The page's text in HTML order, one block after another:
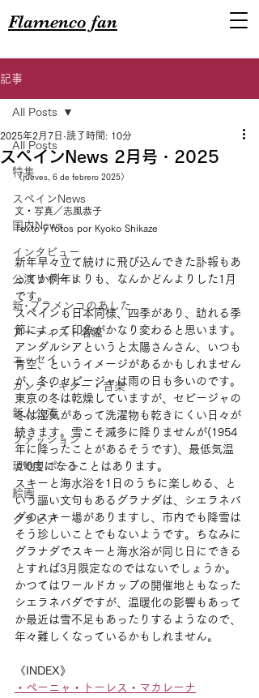
Flamenco fan
記事
All Posts
特集
スペインNews
国内News
インタビュー
公演リポート
新･フラメンコのあした
アーティスト名鑑
エッセイ
カンテ・ギター・音楽
新人公演
ファッション
現地リポート
絵画
グラビア
All Posts
スペインNews 2月号・2025
2025年2月7日 読了時間: 10分
（jueves, 6 de febrero 2025）
文・写真／志風恭子
Texto y fotos por Kyoko Shikaze
新年早々立て続けに飛び込んできた訃報もあ
ってか例年よりも、なんかどんよりした1月
です。
スペインも日本同様、四季があり、訪れる季
節によって印象がかなり変わると思います。
アンダルシアというと太陽さんさん、いつも
青空、というイメージがあるかもしれません
が、冬のセビージャは雨の日も多いのです。
東京の冬は乾燥していますが、セビージャの
冬は湿気があって洗濯物も乾きにくい日々が
続きます。雪こそ滅多に降りませんが(1954
年に降ったことがあるそうです)、最低気温
が0度になることはあります。
スキーと海水浴を1日のうちに楽しめる、と
いう謳い文句もあるグラナダは、シエラネバ
ダのスキー場がありますし、市内でも降雪は
そう珍しいことでもないようです。ちなみに
グラナダでスキーと海水浴が同じ日にできる
とすれば3月限定なのではないでしょうか。
かつてはワールドカップの開催地ともなった
シエラネバダですが、温暖化の影響もあって
か最近は雪不足もあったりするようなので、
年々難しくなっているかもしれません。
《INDEX》
・ペーニャ・トーレス・マカレーナ